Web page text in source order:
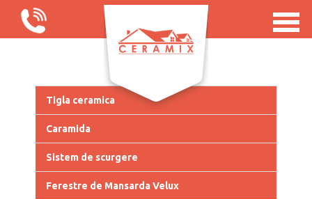
Tigla ceramica
Caramida
Sistem de scurgere
Ferestre de Mansarda Velux